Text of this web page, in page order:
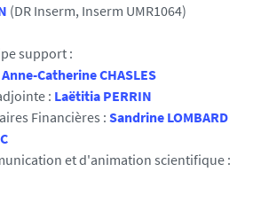
(DR Inserm, Inserm UMR1064)
support :
Anne-Catherine CHASLES
: Laëtitia PERRIN
Financières : Sandrine LOMBARD
et d'animation scientifique :